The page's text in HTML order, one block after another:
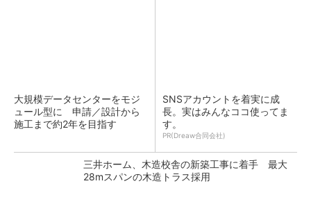
大規模データセンターをモジ
ュール型に 申請／設計から
施工まで約2年を目指す
SNSアカウントを着実に成
長。実はみんなココ使ってま
す。
PR(Dreaw合同会社)
三井ホーム、木造校舎の新築工事に着手 最大
28mスパンの木造トラス採用